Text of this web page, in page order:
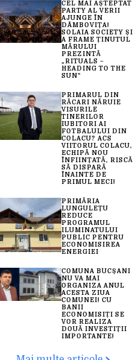
CEL MAI AȘTEPTAT
PARTY AL VERII
AJUNGE ÎN
DÂMBOVIȚA!
SOLAIA SOCIETY ȘI
A FRAME ȚINUTUL
MĂRULUI
PREZINTĂ
„RITUALS –
HEADING TO THE
SUN”
PRIMARUL DIN
RĂCARI NĂRUIE
VISURILE
TINERILOR
IUBITORI AI
FOTBALULUI DIN
COLACU? ACS
VIITORUL COLACU,
ECHIPĂ NOU
ÎNFIINȚATĂ, RISCĂ
SĂ DISPARĂ
ÎNAINTE DE
PRIMUL MECI!
PRIMĂRIA
LUNGULEȚU
REDUCE
PROGRAMUL
ILUMINATULUI
PUBLIC PENTRU
ECONOMISIREA
ENERGIEI
COMUNA BUCȘANI
NU VA MAI
ORGANIZA ANUL
ACESTA ZIUA
COMUNEI! CU
BANII
ECONOMISIȚI SE
VOR REALIZA
DOUĂ INVESTIȚII
IMPORTANTE!